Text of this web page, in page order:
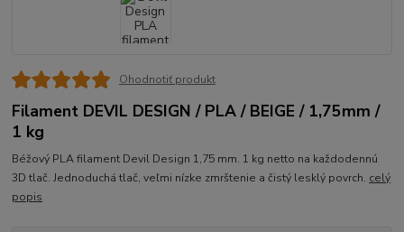
Ohodnotiť produkt
Filament DEVIL DESIGN / PLA / BEIGE / 1,75mm /
1 kg
Béžový PLA filament Devil Design 1,75 mm. 1 kg netto na každodennú
3D tlač. Jednoduchá tlač, veľmi nízke zmrštenie a čistý lesklý povrch. celý
popis